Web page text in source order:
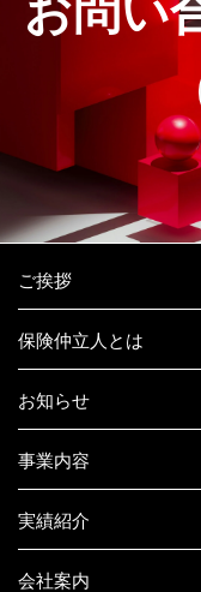
ご挨拶
保険仲立人とは
お知らせ
事業内容
実績紹介
会社案内